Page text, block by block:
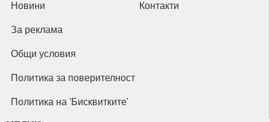
Новини Контакти
За реклама
Общи условия
Политика за поверителност
Политика на 'Бисквитките'